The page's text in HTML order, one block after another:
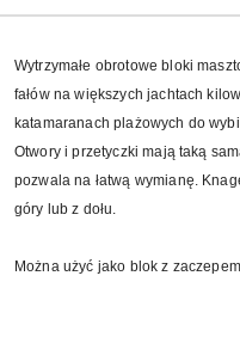
Wytrzymałe obrotowe bloki
fałów na większych jachtach
katamaranach plażowych do
Otwory i przetyczki mają taką
pozwala na łatwą wymianę.
góry lub z dołu.
Można użyć jako blok z